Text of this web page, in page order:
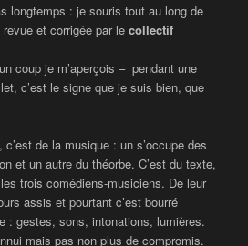
longtemps : je souris tout au long de
revue et corrigée par lecollectif
coup je m’aperçois – pendant une
c’est le signe que je suis bien, que
, c’est de la musique : un s’occupe des
et un autre du théorbe. C’est du texte,
trois comédiens-musiciens. De leur
assis et pourtant c’est bourré
: gestes, sons, intonations, lumières.
mais pas non plus de compromis.